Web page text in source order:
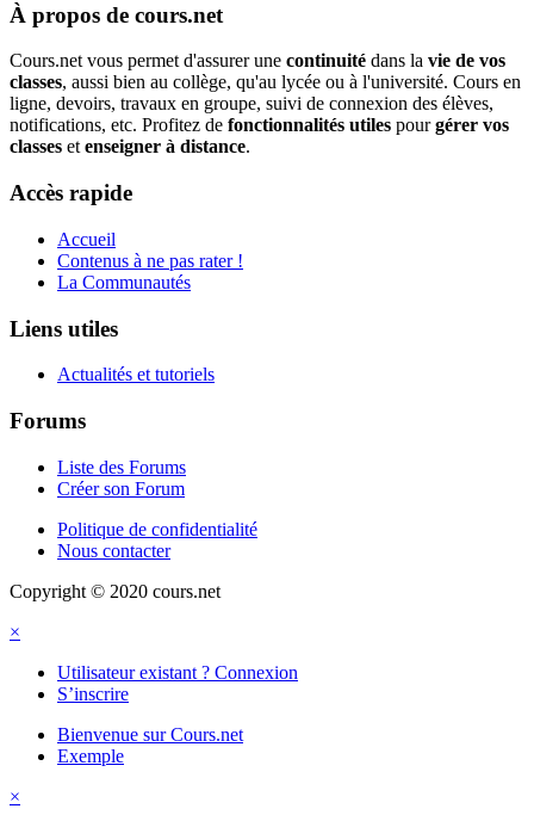
À propos de cours.net
Cours.net vous permet d'assurer une continuité dans la vie de vos
classes, aussi bien au collège, qu'au lycée ou à l'université. Cours en
ligne, devoirs, travaux en groupe, suivi de connexion des élèves,
notifications, etc. Profitez de fonctionnalités utiles pourgérer vos
classes etenseigner à distance.
Accès rapide
Accueil
Contenus à ne pas rater !
La Communautés
Liens utiles
Actualités et tutoriels
Forums
Liste des Forums
Créer son Forum
Politique de confidentialité
Nous contacter
Copyright © 2020 cours.net
×
Utilisateur existant ? Connexion
S’inscrire
Bienvenue sur Cours.net
Exemple
×